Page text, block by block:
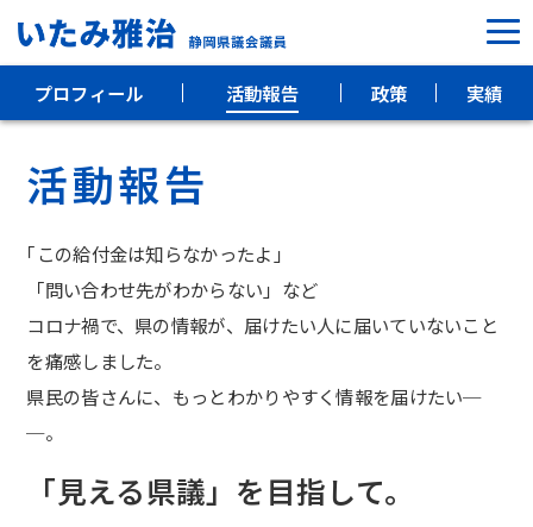
プロフィール 活動報告 政策 実績
プロフィール
活動報告
実績
いたみ雅治事務所
活動報告
｢この給付金は知らなかったよ」
「問い合わせ先がわからない」など
コロナ禍で、県の情報が、届けたい人に届いていないこと
を痛感しました。
県民の皆さんに、もっとわかりやすく情報を届けたい─
─。
「見える県議」を目指して。